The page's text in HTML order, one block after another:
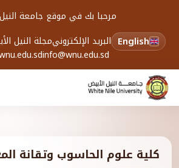
مرحبا بك في موقع جامعة
English البريد الإلكترونيمجلة النيل
info@wnu.edu.sd
كلية علوم الحاسوب وتقانة